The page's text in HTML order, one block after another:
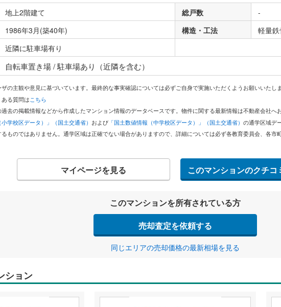
地上2階建て 総戸数
-
1986年3月(築40年) 構造・工法
軽量
近隣に駐車場有り
自転車置き場 / 駐車場あり（近隣を含む）
の主観や意見に基づいています。最終的な事実確認については必ずご自身で実施いただくようお願いいたしま
る質問はこちら
去の掲載情報などから作成したマンション情報のデータベースです。物件に関する最新情報は不動産会社へ
小学校区データ）」（国土交通省） および 「国土数値情報（中学校区データ）」（国土交通省） の通学区域デ
ものではありません。通学区域は正確でない場合がありますので、詳細については必ず各教育委員会、各市
マイページを見る このマンションのクチコ
このマンションを所有されている方
売却査定を依頼する
同じエリアの売却価格の最新相場を見る
ション